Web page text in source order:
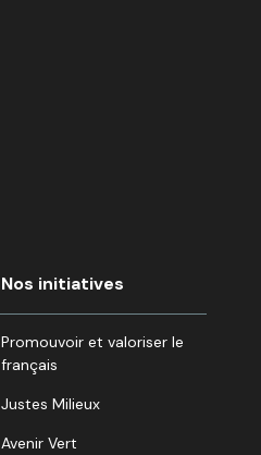
Nos initiatives
Promouvoir et valoriser le
français
Justes Milieux
Avenir Vert